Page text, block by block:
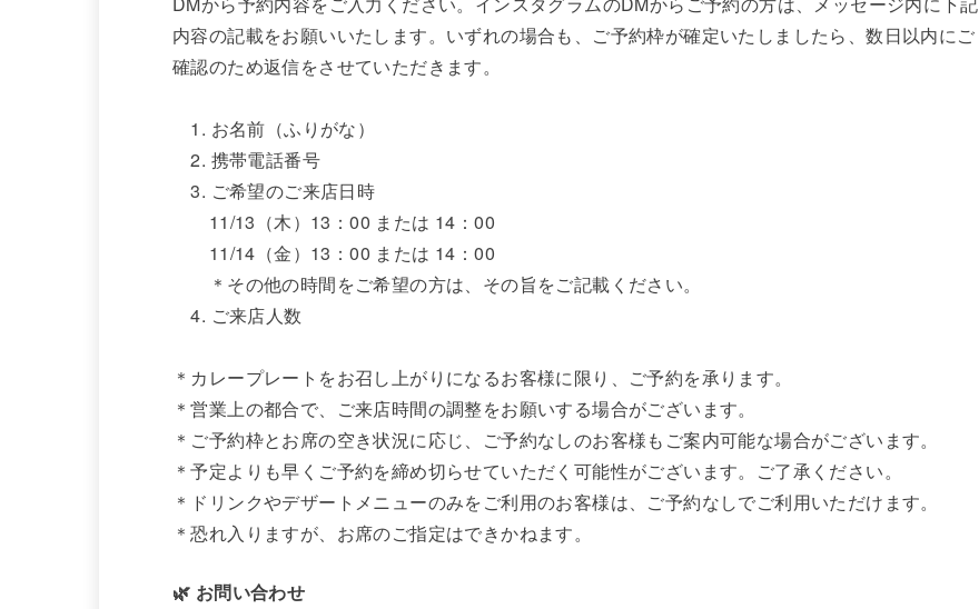
内容の記載をお願いいたします。いずれの場合も、ご予約枠が確定いたしましたら、数日以内にご
確認のため返信をさせていただきます。
1. お名前（ふりがな）
2. 携帯電話番号
3. ご希望のご来店日時
11/13（木）13：00 または 14：00
11/14（金）13：00 または 14：00
＊その他の時間をご希望の方は、その旨をご記載ください。
4. ご来店人数
＊カレープレートをお召し上がりになるお客様に限り、ご予約を承ります。
＊営業上の都合で、ご来店時間の調整をお願いする場合がございます。
＊ご予約枠とお席の空き状況に応じ、ご予約なしのお客様もご案内可能な場合がございます。
＊予定よりも早くご予約を締め切らせていただく可能性がございます。ご了承ください。
＊ドリンクやデザートメニューのみをご利用のお客様は、ご予約なしでご利用いただけます。
＊恐れ入りますが、お席のご指定はできかねます。
🌿 お問い合わせ